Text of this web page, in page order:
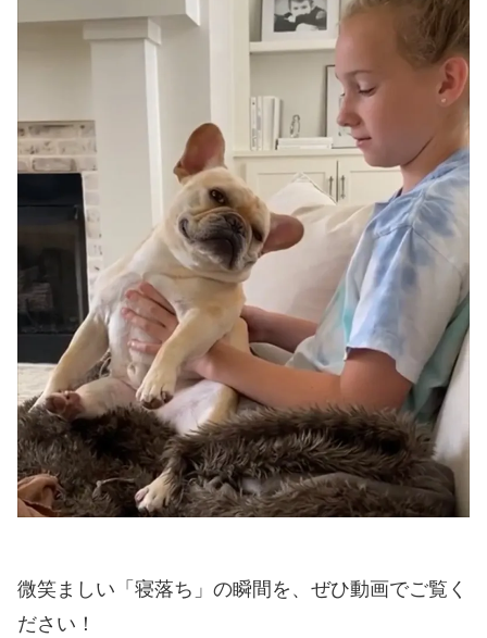
微笑ましい「寝落ち」の瞬間を、ぜひ動画でご覧く
ださい！